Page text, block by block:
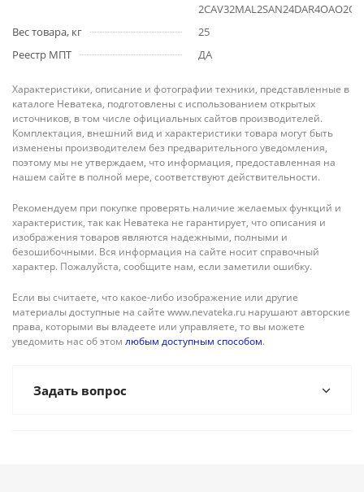
Вес товара, кг
25
Реестр МПТ
ДА
Характеристики, описание и фотографии техники, представленные в
каталоге Неватека, подготовлены с использованием открытых
источников, в том числе официальных сайтов производителей.
Комплектация, внешний вид и характеристики товара могут быть
изменены производителем без предварительного уведомления,
поэтому мы не утверждаем, что информация, предоставленная на
нашем сайте в полной мере, соответствуют действительности.
Рекомендуем при покупке проверять наличие желаемых функций и
характеристик, так как Неватека не гарантирует, что описания и
изображения товаров являются надежными, полными и
безошибочными. Вся информация на сайте носит справочный
характер. Пожалуйста, сообщите нам, если заметили ошибку.
Если вы считаете, что какое-либо изображение или другие
материалы доступные на сайте www.nevateka.ru нарушают авторские
права, которыми вы владеете или управляете, то вы можете
уведомить нас об этом любым доступным способом.
Задать вопрос